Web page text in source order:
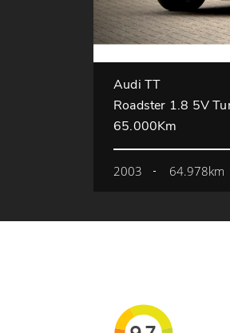
Audi TT
Roadster 1.8 5V
65.000Km
2003 64.978km